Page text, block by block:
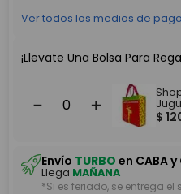
Ver todos los medios de pago
¡Llevate Una Bolsa Para
＋
－
$
Envío TURBO en CABA y
Llega MAÑANA
*Si es feriado, se entrega